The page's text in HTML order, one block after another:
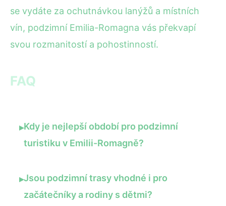
se vydáte za ochutnávkou lanýžů a místních
vín, podzimní Emilia-Romagna vás překvapí
svou rozmanitostí a pohostinností.
FAQ
▸Kdy je nejlepší období pro podzimní
turistiku v Emilii-Romagně?
▸Jsou podzimní trasy vhodné i pro
začátečníky a rodiny s dětmi?